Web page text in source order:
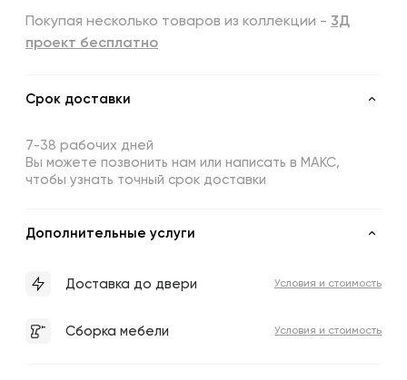
Покупая несколько товаров из коллекции - 3Д
проект бесплатно
Срок доставки
7-38 рабочих дней
Вы можете позвонить нам или написать в МАКС,
чтобы узнать точный срок доставки
Дополнительные услуги
Доставка до двери Условия и стоимость
Сборка мебели Условия и стоимость